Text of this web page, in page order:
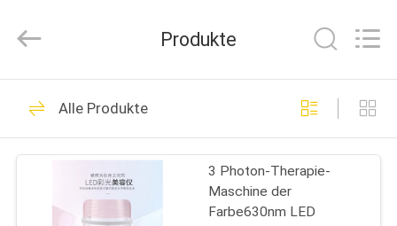
HAUS
PRODUKTE
ÜBER
Developed
LED-Photon-
Therapie-
Gesichtsmaschine
42
Produkte
Alle Produkte
3 Photon-Therapie-
Maschine der
Farbe630nm LED